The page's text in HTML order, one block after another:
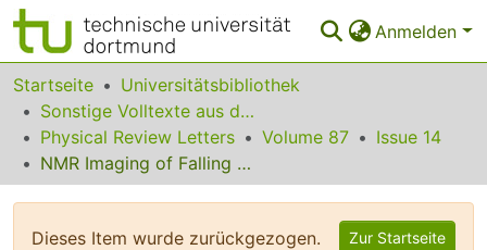
Anmelden
Bereiche & Sammlungen
Das gesamte Repositorium
Statistiken
Startseite
Universitätsbibliothek
Sonstige Volltexte aus dem Bibliotheksangebot
Physical Review Letters
Volume 87
Issue 14
NMR Imaging of Falling Water Drops
Dieses Item wurde zurückgezogen. Zur Startseite